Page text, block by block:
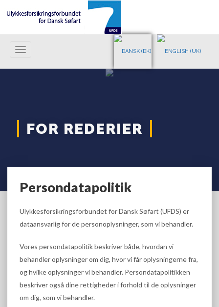
FOR REDERIER
Persondatapolitik
Ulykkesforsikringsforbundet for Dansk Søfart (UFDS) er
dataansvarlig for de personoplysninger, som vi behandler.
Vores persondatapolitik beskriver både, hvordan vi
behandler oplysninger om dig, hvor vi får oplysningerne fra,
og hvilke oplysninger vi behandler. Persondatapolitikken
beskriver også dine rettigheder i forhold til de oplysninger
om dig, som vi behandler.